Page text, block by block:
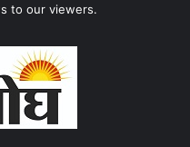
to our viewers.